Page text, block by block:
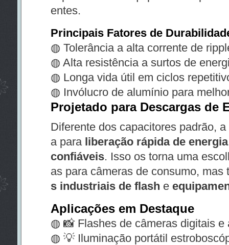
entes.
Principais Fatores de
◍ Tolerância a alta corrente de
◍ Alta resistência a surtos de
◍ Longa vida útil em ciclos
◍ Invólucro de alumínio para
Projetado para Descargas de
Diferente dos capacitores padrão,
a para liberação rápida de energia
confiáveis. Isso os torna uma
as para câmeras de consumo,
s industriais de flash e
Aplicações em Destaque
◍ 📸 Flashes de câmeras digitais e
◍ 💡 Iluminação portátil